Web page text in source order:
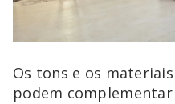
Os tons e os
podem